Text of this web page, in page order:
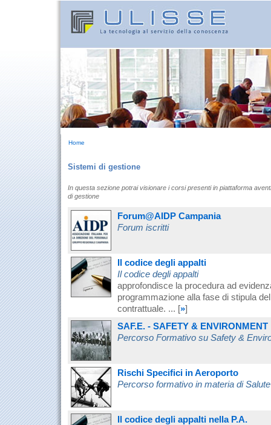
Home
Sistemi di gestione
In questa sezione potrai visionare i corsi presenti in piattaforma
di gestione
Forum@AIDP Campania
Forum iscritti
Il codice degli appalti
Il codice degli appalti
approfondisce la procedura ad
programmazione alla fase di stipula
contrattuale. ... [»]
SAF.E. - SAFETY & ENVIRONMENT
Percorso Formativo su Safety &
Rischi Specifici in Aeroporto
Percorso formativo in materia di
Il codice degli appalti nella P.A.